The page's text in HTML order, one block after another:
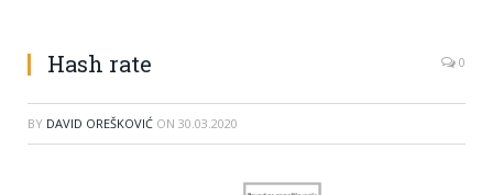
Hash rate 0
BY DAVID OREŠKOVIĆ ON 30.03.2020